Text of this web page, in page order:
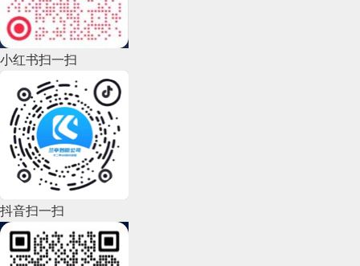
2022年10月(51)
2022年9月(135)
2022年8月(60)
2022年7月(111)
2022年6月(162)
2022年5月(143)
2022年4月(86)
2022年3月(119)
小红书扫一扫
抖音扫一扫